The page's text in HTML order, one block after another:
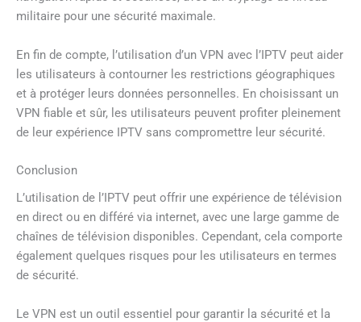
militaire pour une sécurité maximale.
En fin de compte, l’utilisation d’un VPN avec l’IPTV peut aider
les utilisateurs à contourner les restrictions géographiques
et à protéger leurs données personnelles. En choisissant un
VPN fiable et sûr, les utilisateurs peuvent profiter pleinement
de leur expérience IPTV sans compromettre leur sécurité.
Conclusion
L’utilisation de l’IPTV peut offrir une expérience de télévision
en direct ou en différé via internet, avec une large gamme de
chaînes de télévision disponibles. Cependant, cela comporte
également quelques risques pour les utilisateurs en termes
de sécurité.
Le VPN est un outil essentiel pour garantir la sécurité et la